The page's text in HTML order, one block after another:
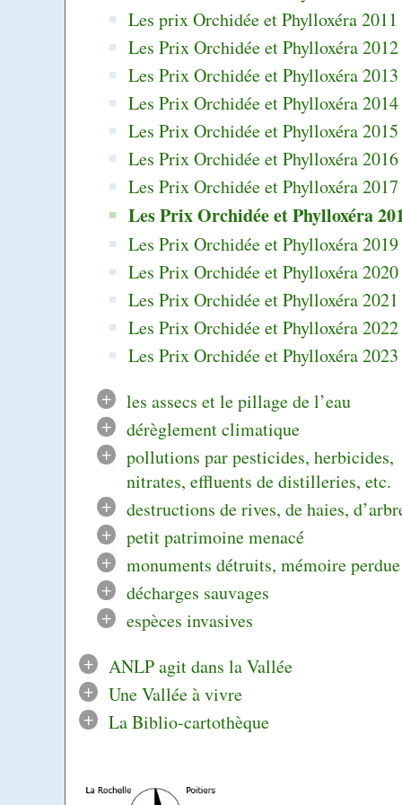
Les prix Orchidée et Phylloxéra 2011
Les Prix Orchidée et Phylloxéra 2012
Les Prix Orchidée et Phylloxéra 2013
Les Prix Orchidée et Phylloxéra 2014
Les Prix Orchidée et Phylloxéra 2015
Les Prix Orchidée et Phylloxéra 2016
Les Prix Orchidée et Phylloxéra 2017
Les Prix Orchidée et Phylloxéra
Les Prix Orchidée et Phylloxéra 2019
Les Prix Orchidée et Phylloxéra 2020
Les Prix Orchidée et Phylloxéra 2021
Les Prix Orchidée et Phylloxéra 2022
Les Prix Orchidée et Phylloxéra 2023
+
les assecs et le pillage de l’eau
+
dérèglement climatique
+
pollutions par pesticides, herbicides,
nitrates, effluents de distilleries, etc.
+
destructions de rives, de haies,
+
petit patrimoine menacé
+
monuments détruits, mémoire perdue
+
décharges sauvages
+
espèces invasives
+
ANLP agit dans la Vallée
+
Une Vallée à vivre
+
La Biblio-cartothèque